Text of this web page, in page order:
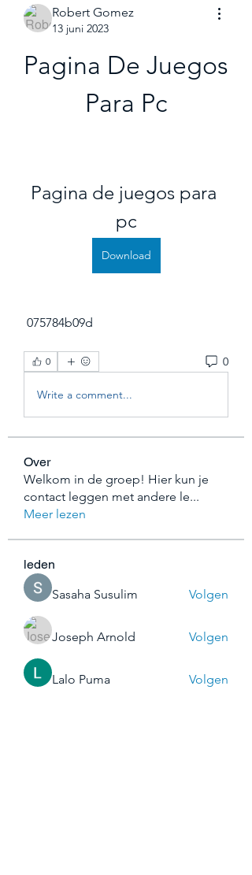
Robert Gomez
13 juni 2023
Pagina De Juegos
Para Pc
Pagina de juegos para
pc
Download
075784b09d
0 0
Write a comment...
Over
Welkom in de groep! Hier kun je
contact leggen met andere le...
Meer lezen
leden
Sasaha Susulim
Volgen
Joseph Arnold Volgen
Lalo Puma Volgen